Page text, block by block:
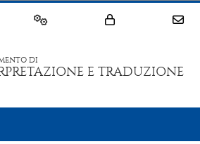
DI
E TRADUZIONE